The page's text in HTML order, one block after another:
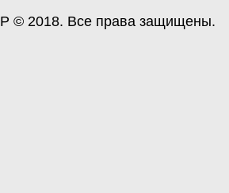
© 2018. Все права защищены.